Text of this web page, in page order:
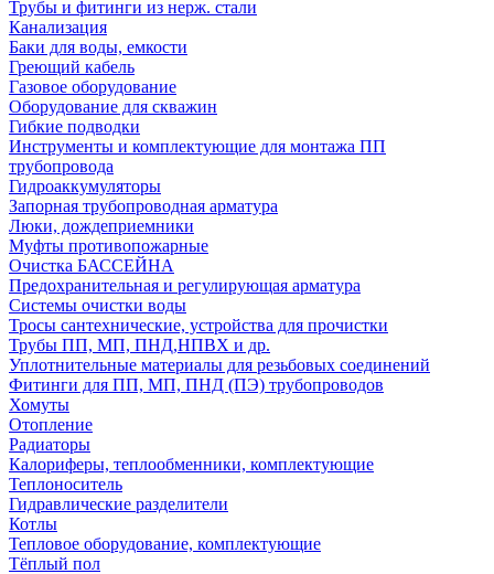
Трубы и фитинги из нерж. стали
Канализация
Баки для воды, емкости
Греющий кабель
Газовое оборудование
Оборудование для скважин
Гибкие подводки
Инструменты и комплектующие для монтажа ПП
трубопровода
Гидроаккумуляторы
Запорная трубопроводная арматура
Люки, дождеприемники
Муфты противопожарные
Очистка БАССЕЙНА
Предохранительная и регулирующая арматура
Системы очистки воды
Тросы сантехнические, устройства для прочистки
Трубы ПП, МП, ПНД,НПВХ и др.
Уплотнительные материалы для резьбовых соединений
Фитинги для ПП, МП, ПНД (ПЭ) трубопроводов
Хомуты
Отопление
Радиаторы
Калориферы, теплообменники, комплектующие
Теплоноситель
Гидравлические разделители
Котлы
Тепловое оборудование, комплектующие
Тёплый пол